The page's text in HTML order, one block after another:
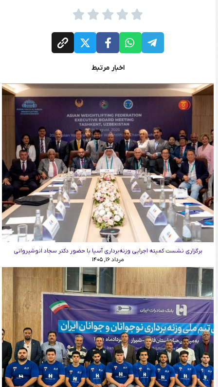
اخبار مرتبط
برگزاری نشست کمیته اجرایی وزنه‌برداری آسیا با حضور دکتر سجاد انوشیروانی
مرداد ۱۶, ۱۴۰۵